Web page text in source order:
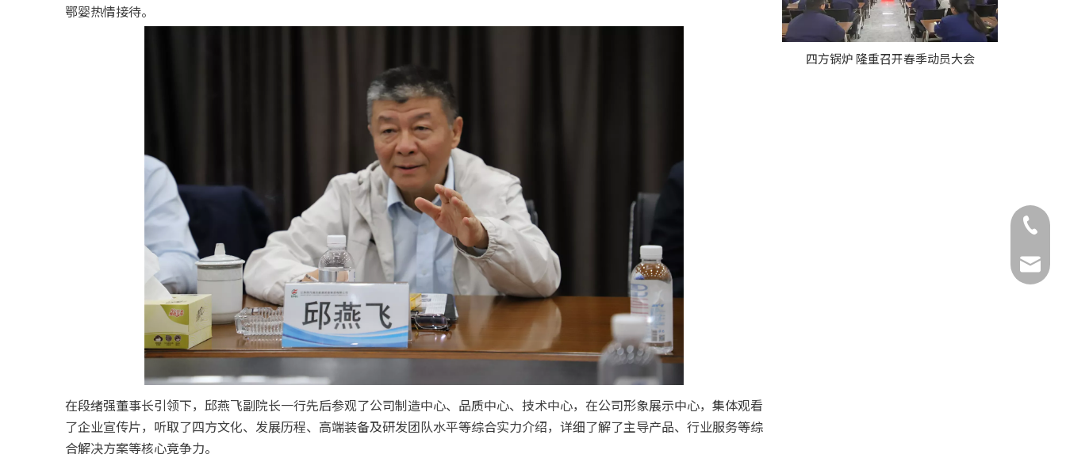
鄂婴热情接待。
在段绪强董事长引领下，邱燕飞副院长一行先后参观了公司制造中心、品质中心、技术中心，在公司形象展示中心，集体观看
了企业宣传片，听取了四方文化、发展历程、高端装备及研发团队水平等综合实力介绍，详细了解了主导产品、行业服务等综
合解决方案等核心竞争力。
四方锅炉 隆重召开春季动员大会
0516-